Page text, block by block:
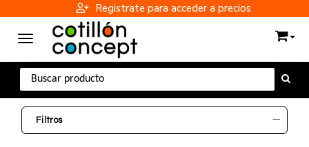
Registrate para acceder a precios
Toggle navigation
Filtros